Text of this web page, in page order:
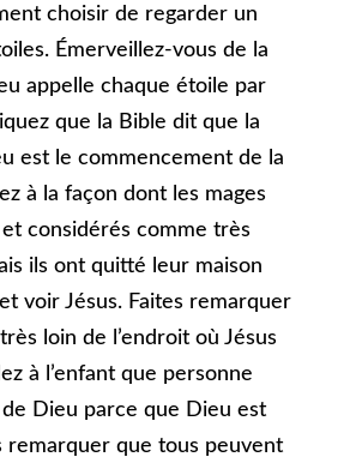
choisir de regarder un
Émerveillez-vous de la
appelle chaque étoile par
que la Bible dit que la
est le commencement de la
à la façon dont les mages
considérés comme très
ils ont quitté leur maison
voir Jésus. Faites remarquer
loin de l’endroit où Jésus
à l’enfant que personne
de Dieu parce que Dieu est
remarquer que tous peuvent